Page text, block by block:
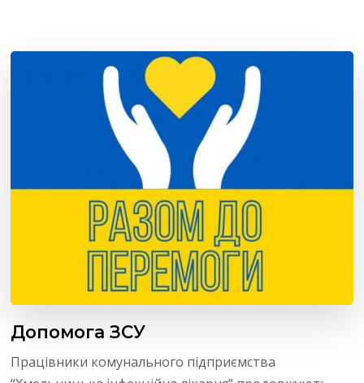
Допомога ЗСУ
Працівники комунального підприємства